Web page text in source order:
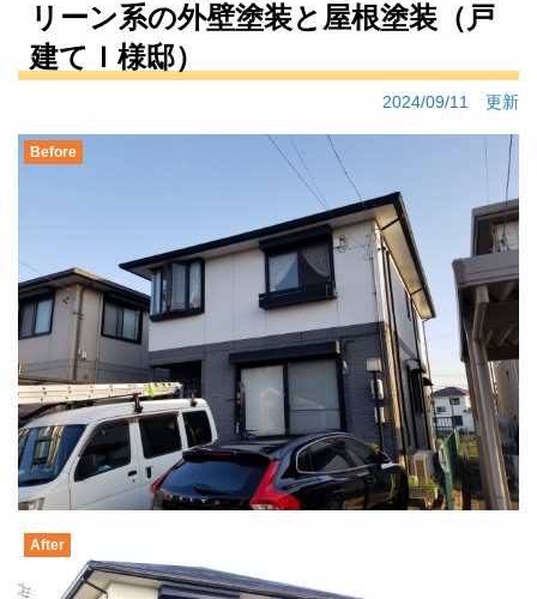
リーン系の外壁塗装と屋根塗装（戸
建てＩ様邸）
2024/09/11 更新
Before
After